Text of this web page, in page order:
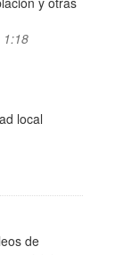
1:18
local
de